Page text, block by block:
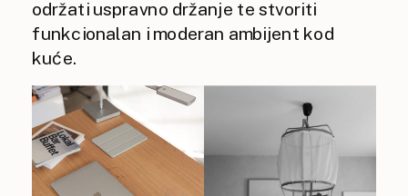
održati uspravno držanje te stvoriti
funkcionalan i moderan ambijent kod
kuće.